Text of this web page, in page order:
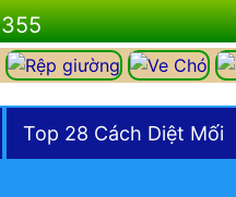
Top 28 Cách Diệt Mối